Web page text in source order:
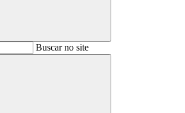
BuscarBuscar no site